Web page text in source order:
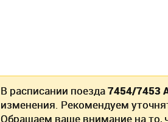
В расписании поезда7454/7453
изменения. Рекомендуем
Обращаем ваше внимание на то,